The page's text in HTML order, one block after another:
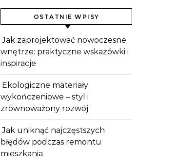
OSTATNIE WPISY
Jak zaprojektować nowoczesne
wnętrze: praktyczne wskazówki i
inspiracje
Ekologiczne materiały
wykończeniowe – styl i
zrównoważony rozwój
Jak uniknąć najczęstszych
błędów podczas remontu
mieszkania